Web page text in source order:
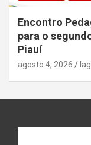
Encontro
para o
Piauí
agosto 4, 2026